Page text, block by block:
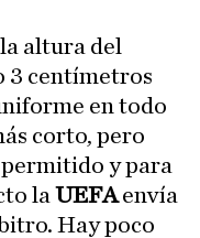
altura del
3 centímetros
en todo
corto, pero
y para
la UEFAenvía
Hay poco